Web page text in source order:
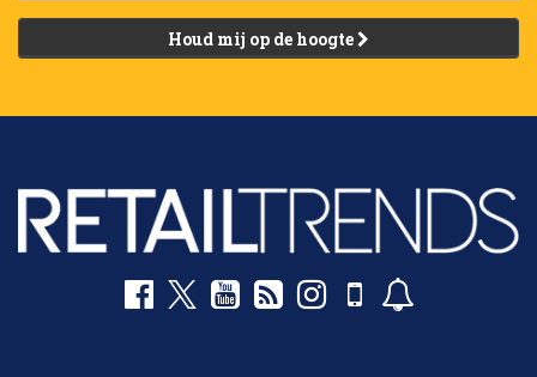
Houd mij op de hoogte